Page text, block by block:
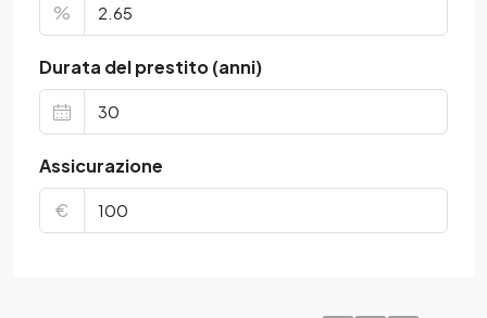
%
Durata del prestito (anni)
Assicurazione
€